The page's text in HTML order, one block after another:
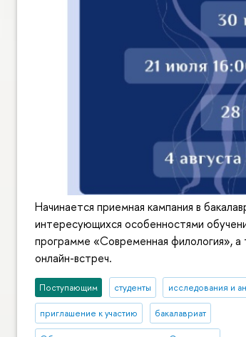
Начинается приемная кампания в
интересующихся особенностями
программе «Современная филология»,
онлайн-встреч.
Поступающим студенты исследования и
приглашение к участию бакалавриат